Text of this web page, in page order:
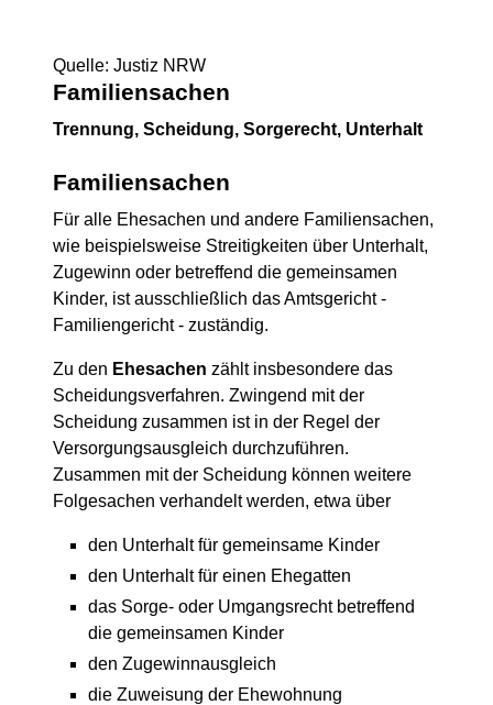
Quelle: Justiz NRW
Familiensachen
Trennung, Scheidung, Sorgerecht, Unterhalt
Familiensachen
Für alle Ehesachen und andere Familiensachen,
wie beispielsweise Streitigkeiten über Unterhalt,
Zugewinn oder betreffend die gemeinsamen
Kinder, ist ausschließlich das Amtsgericht -
Familiengericht - zuständig.
Zu den Ehesachen zählt insbesondere das
Scheidungsverfahren. Zwingend mit der
Scheidung zusammen ist in der Regel der
Versorgungsausgleich durchzuführen.
Zusammen mit der Scheidung können weitere
Folgesachen verhandelt werden, etwa über
den Unterhalt für gemeinsame Kinder
den Unterhalt für einen Ehegatten
das Sorge- oder Umgangsrecht betreffend
die gemeinsamen Kinder
den Zugewinnausgleich
die Zuweisung der Ehewohnung